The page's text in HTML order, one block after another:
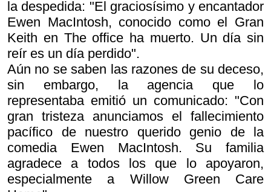
la despedida: "El graciosísimo y encantador
Ewen MacIntosh, conocido como el Gran
Keith en The office ha muerto. Un día sin
reír es un día perdido".
Aún no se saben las razones de su deceso,
sin embargo, la agencia que lo
representaba emitió un comunicado: "Con
gran tristeza anunciamos el fallecimiento
pacífico de nuestro querido genio de la
comedia Ewen MacIntosh. Su familia
agradece a todos los que lo apoyaron,
especialmente a Willow Green Care